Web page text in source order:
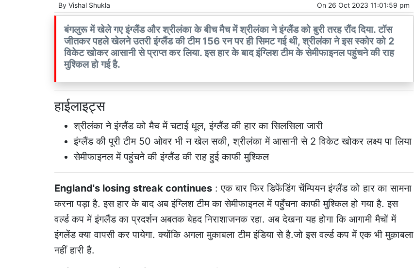
By Vishal Shukla On 26 Oct 2023 11:01:59 pm
बंगलुरू में खेले गए इंग्लैंड और श्रीलंका के बीच मैच में श्रीलंका ने इंग्लैंड को बुरी तरह रौंद दिया. टॉस
जीतकर पहले खेलने उतरी इंग्लैंड की टीम 156 रन पर ही सिमट गई थी, श्रीलंका ने इस स्कोर को 2
विकेट खोकर आसानी से प्राप्त कर लिया. इस हार के बाद इंग्लिश टीम के सेमीफाइनल पहुंचने की राह
मुश्किल हो गई है.
हाईलाइट्स
श्रीलंका ने इंग्लैंड को मैच में चटाई धूल, इंग्लैंड की हार का सिलसिला जारी
इंग्लैंड की पूरी टीम 50 ओवर भी न खेल सकी, श्रीलंका में आसानी से 2 विकेट खोकर लक्ष्य पा लिया
सेमीफाइनल में पहुंचने की इंग्लैंड की राह हुई काफी मुश्किल
England's losing streak continues : एक बार फिर डिफेंडिंग चेंम्पियन इंग्लैंड को हार का सामना
करना पड़ा है. इस हार के बाद अब इंग्लिश टीम का सेमीफाइनल में पहुँचना काफी मुश्किल हो गया है. इस
वर्ल्ड कप में इंगलैंड का प्रदर्शन अबतक बेहद निराशाजनक रहा. अब देखना यह होगा कि आगामी मैचों में
इंगलेंड क्या वापसी कर पायेगा. क्योंकि अगला मुकाबला टीम इंडिया से है.जो इस वर्ल्ड कप में एक भी मुक़ाबला
नहीं हारी है.